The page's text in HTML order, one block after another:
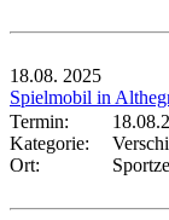
18.08. 2025
Spielmobil in
Termin:
Kategorie:
Ort: